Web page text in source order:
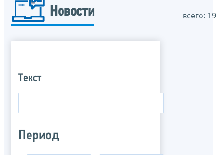
Новости всего:
Текст
Период